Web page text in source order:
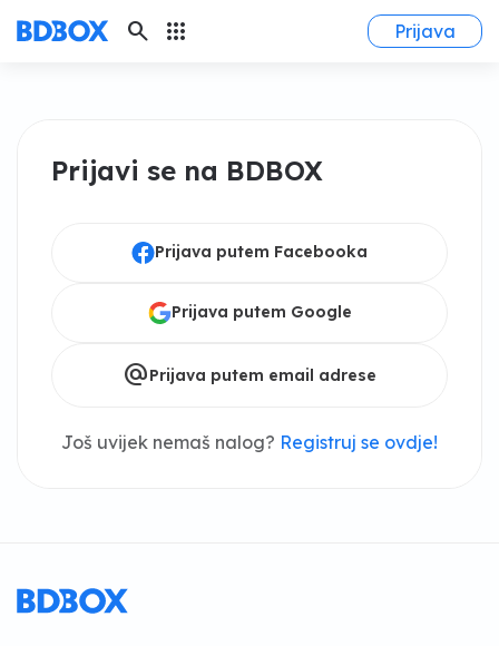
search apps Prijava
Prijavi se na BDBOX
Prijava putem Facebooka
Prijava putem Google
alternate_emailPrijava putem email adrese
Još uvijek nemaš nalog? Registruj se ovdje!